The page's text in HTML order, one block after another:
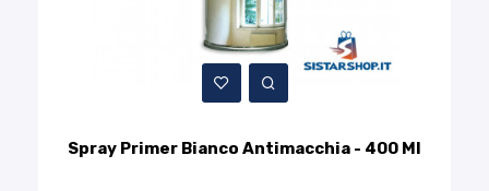
Spray Primer Bianco Antimacchia - 400 Ml